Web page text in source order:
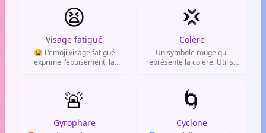
frustration ou le fait de
serrer les dents.
grande frustration ou un
sentiment d'être
complètement dépassé par
les événements.
😫
Visage fatigué
😫 L'emoji visage fatigué
exprime l'épuisement, la
journée difficile.
💢
Colère
Un symbole rouge qui
représente la colère. Utilisé
dans les messages en ligne.
🚨
Gyrophare
🌀
Cyclone